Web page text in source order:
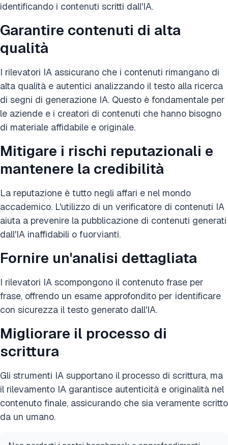
identificando i contenuti scritti dall'IA.
Garantire contenuti di alta
qualità
I rilevatori IA assicurano che i contenuti rimangano di
alta qualità e autentici analizzando il testo alla ricerca
di segni di generazione IA. Questo è fondamentale per
le aziende e i creatori di contenuti che hanno bisogno
di materiale affidabile e originale.
Mitigare i rischi reputazionali e
mantenere la credibilità
La reputazione è tutto negli affari e nel mondo
accademico. L'utilizzo di un verificatore di contenuti IA
aiuta a prevenire la pubblicazione di contenuti generati
dall'IA inaffidabili o fuorvianti.
Fornire un'analisi dettagliata
I rilevatori IA scompongono il contenuto frase per
frase, offrendo un esame approfondito per identificare
con sicurezza il testo generato dall'IA.
Migliorare il processo di
scrittura
Gli strumenti IA supportano il processo di scrittura, ma
il rilevamento IA garantisce autenticità e originalità nel
contenuto finale, assicurando che sia veramente scritto
da un umano.